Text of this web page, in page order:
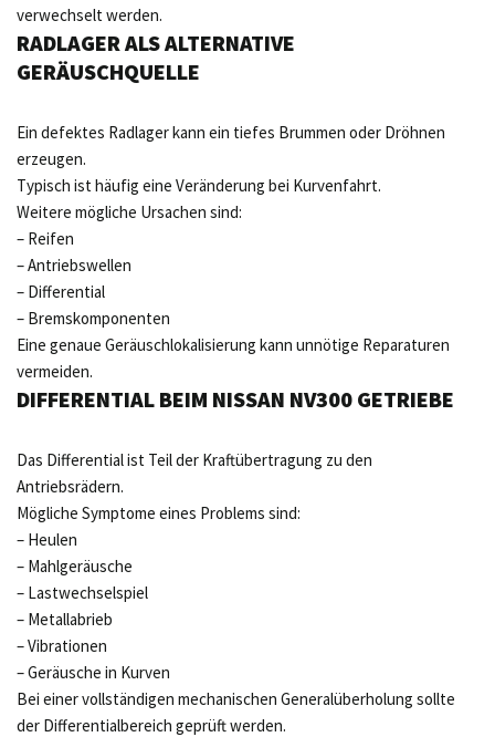
verwechselt werden.
RADLAGER ALS ALTERNATIVE
GERÄUSCHQUELLE
Ein defektes Radlager kann ein tiefes Brummen oder Dröhnen
erzeugen.
Typisch ist häufig eine Veränderung bei Kurvenfahrt.
Weitere mögliche Ursachen sind:
– Reifen
– Antriebswellen
– Differential
– Bremskomponenten
Eine genaue Geräuschlokalisierung kann unnötige Reparaturen
vermeiden.
DIFFERENTIAL BEIM NISSAN NV300 GETRIEBE
Das Differential ist Teil der Kraftübertragung zu den
Antriebsrädern.
Mögliche Symptome eines Problems sind:
– Heulen
– Mahlgeräusche
– Lastwechselspiel
– Metallabrieb
– Vibrationen
– Geräusche in Kurven
Bei einer vollständigen mechanischen Generalüberholung sollte
der Differentialbereich geprüft werden.